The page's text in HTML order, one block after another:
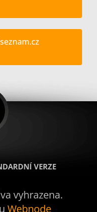
cz
VERZE
vyhrazena.
Webnode